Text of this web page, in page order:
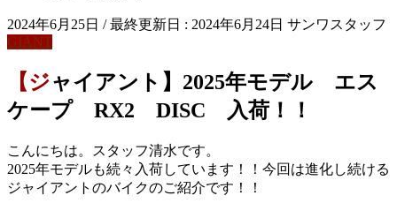
2024年6月25日 / 最終更新日 : 2024年6月24日 サンワスタッフ
GIANT
【ジャイアント】2025年モデル エス
ケープ RX2 DISC 入荷！！
こんにちは。スタッフ清水です。
2025年モデルも続々入荷しています！！今回は進化し続ける
ジャイアントのバイクのご紹介です！！